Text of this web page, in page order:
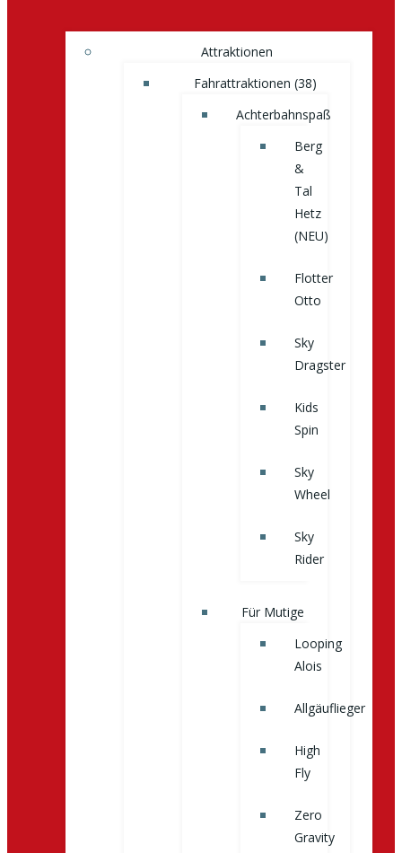
Attraktionen
Fahrattraktionen (38)
Achterbahnspaß
Berg
&
Tal
Hetz
(NEU)
Flotter
Otto
Sky
Dragster
Kids
Spin
Sky
Wheel
Sky
Rider
Für Mutige
Looping
Alois
Allgäuflieger
High
Fly
Zero
Gravity